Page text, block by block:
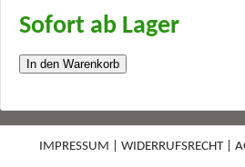
Sofort ab Lager
In den Warenkorb
IMPRESSUM WIDERRUFSRECHT|